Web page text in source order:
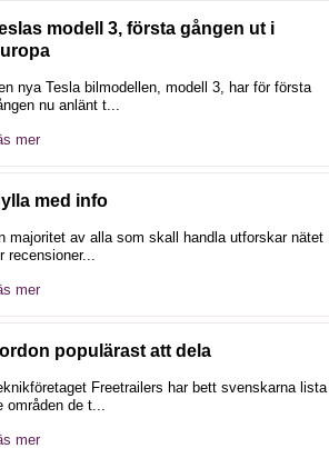
modell 3, första gången ut i
nya Tesla bilmodellen, modell 3, har för första
nu anlänt t...
mer
med info
majoritet av alla som skall handla utforskar nätet
recensioner...
mer
populärast att dela
Freetrailers har bett svenskarna lista
områden de t...
mer